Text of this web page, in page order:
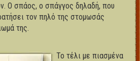
Ο σπάος, ο σπάγγος δηλαδή, που
τον πηλό της στομωσάς
της.
Το τέλι με πιασμένα